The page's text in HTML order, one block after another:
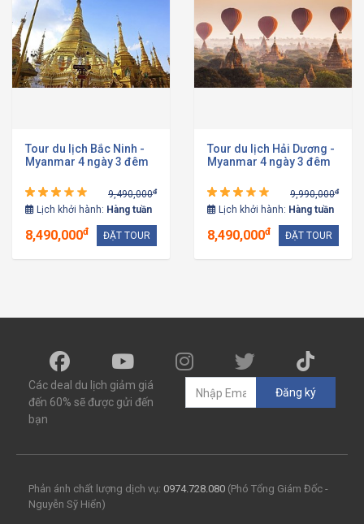
Tour du lịch Bắc Ninh -
Myanmar 4 ngày 3 đêm
9,490,000đ
Lịch khởi hành: Hàng tuần
8,490,000đ ĐẶT TOUR
Tour du lịch Hải Dương -
Myanmar 4 ngày 3 đêm
9,990,000đ
Lịch khởi hành: Hàng tuần
8,490,000đ ĐẶT TOUR
Các deal du lịch giảm giá
đến 60% sẽ được gửi đến
bạn
Đăng ký
Phản ánh chất lượng dịch vụ: 0974.728.080 (Phó Tổng Giám Đốc -
Nguyễn Sỹ Hiển)